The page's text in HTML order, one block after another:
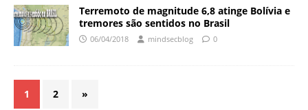
Terremoto de magnitude 6,8 atinge Bolívia e
tremores são sentidos no Brasil
06/04/2018 mindsecblog 0
1 2 »